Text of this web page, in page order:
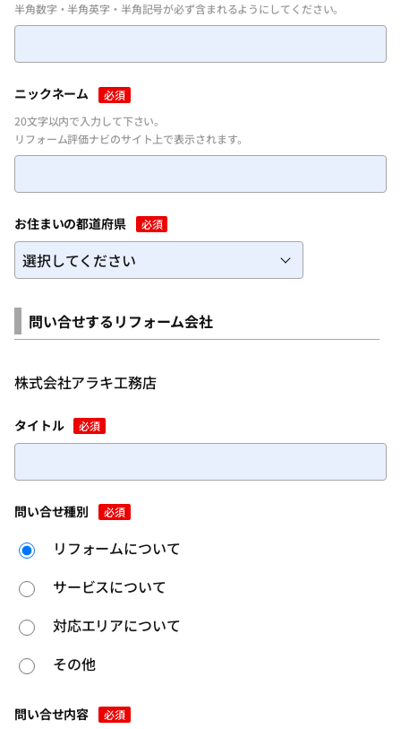
半角数字・半角英字・半角記号が必ず含まれるようにしてください。
ニックネーム
必須
20文字以内で入力して下さい。
リフォーム評価ナビのサイト上で表示されます。
お住まいの都道府県 必須
問い合せするリフォーム会社
株式会社アラキ工務店
タイトル 必須
問い合せ種別 必須
リフォームについて
サービスについて
対応エリアについて
その他
問い合せ内容
必須